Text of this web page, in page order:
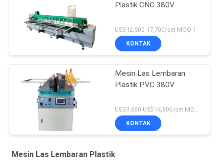
Plastik CNC 380V
US$12,500-17,700/set MOQ:1
KONTAK
Mesin Las Lembaran
Plastik PVC 380V
KONTAK
Mesin Las Lembaran Plastik